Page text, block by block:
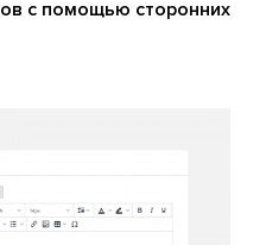
с помощью сторонних